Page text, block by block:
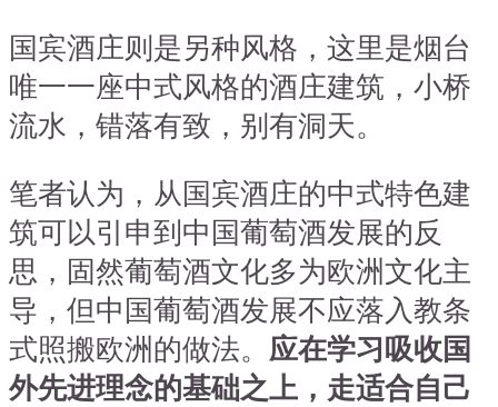
国宾酒庄则是另种风格，这里是烟台
唯一一座中式风格的酒庄建筑，小桥
流水，错落有致，别有洞天。
笔者认为，从国宾酒庄的中式特色建
筑可以引申到中国葡萄酒发展的反
思，固然葡萄酒文化多为欧洲文化主
导，但中国葡萄酒发展不应落入教条
式照搬欧洲的做法。 应在学习吸收国
外先进理念的基础之上，走适合自己